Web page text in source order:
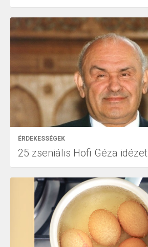
ÉRDEKESSÉGEK
25 zseniális Hofi Géza idézet